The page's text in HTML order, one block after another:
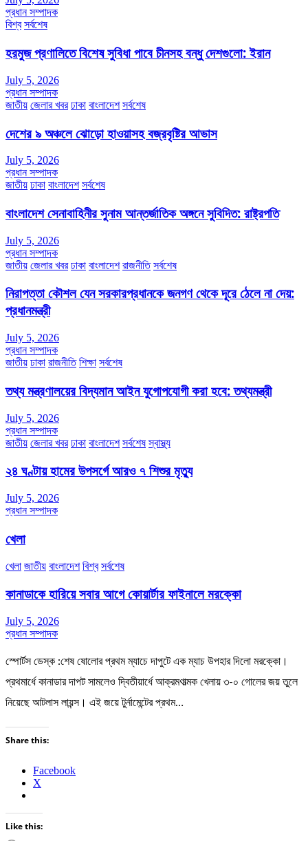
প্রধান সম্পাদক
বিশ্ব সর্বশেষ
হরমুজ প্রণালিতে বিশেষ সুবিধা পাবে চীনসহ বন্ধু দেশগুলো: ইরান
July 5, 2026
প্রধান সম্পাদক
জাতীয় জেলার খবর ঢাকা বাংলাদেশ সর্বশেষ
দেশের ৯ অঞ্চলে ঝোড়ো হাওয়াসহ বজ্রবৃষ্টির আভাস
July 5, 2026
প্রধান সম্পাদক
জাতীয় ঢাকা বাংলাদেশ সর্বশেষ
বাংলাদেশ সেনাবাহিনীর সুনাম আন্তর্জাতিক অঙ্গনে সুবিদিত: রাষ্ট্রপতি
July 5, 2026
প্রধান সম্পাদক
জাতীয় জেলার খবর ঢাকা বাংলাদেশ রাজনীতি সর্বশেষ
নিরাপত্তা কৌশল যেন সরকারপ্রধানকে জনগণ থেকে দূরে ঠেলে না দেয়:
প্রধানমন্ত্রী
July 5, 2026
প্রধান সম্পাদক
জাতীয় ঢাকা রাজনীতি শিক্ষা সর্বশেষ
তথ্য মন্ত্রণালয়ের বিদ্যমান আইন যুগোপযোগী করা হবে: তথ্যমন্ত্রী
July 5, 2026
প্রধান সম্পাদক
জাতীয় জেলার খবর ঢাকা বাংলাদেশ সর্বশেষ স্বাস্থ্য
২৪ ঘণ্টায় হামের উপসর্গে আরও ৭ শিশুর মৃত্যু
July 5, 2026
প্রধান সম্পাদক
খেলা
খেলা জাতীয় বাংলাদেশ বিশ্ব সর্বশেষ
কানাডাকে হারিয়ে সবার আগে কোয়ার্টার ফাইনালে মরক্কো
July 5, 2026
প্রধান সম্পাদক
স্পোর্টস ডেস্ক :শেষ ষোলোর প্রথম ম্যাচে দাপুটে এক ম্যাচ উপহার দিলো মরক্কো।
প্রথমার্ধে কানাডার দাপট সামলেও দ্বিতীয়ার্ধে আক্রমণাত্মক খেলায় ৩-০ গোলের জয় তুলে
নিয়েছে আটলাস লায়ন্স। এই জয়ে টুর্নামেন্টের প্রথম…
Share this:
Facebook
X
Like this: